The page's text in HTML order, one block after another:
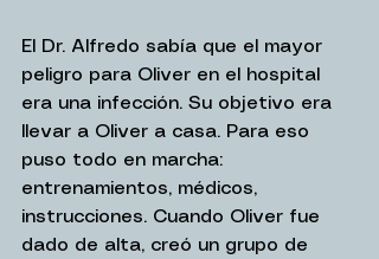
El Dr. Alfredo sabía que el mayor
peligro para Oliver en el hospital
era una infección. Su objetivo era
llevar a Oliver a casa. Para eso
puso todo en marcha:
entrenamientos, médicos,
instrucciones. Cuando Oliver fue
dado de alta, creó un grupo de